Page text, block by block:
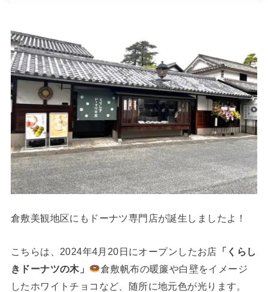
倉敷美観地区にもドーナツ専門店が誕生しましたよ！
こちらは、2024年4月20日にオープンしたお店 「くらし
きドーナツの木」
倉敷帆布の暖簾や白壁をイメージ
したホワイトチョコなど、随所に地元色が光ります。